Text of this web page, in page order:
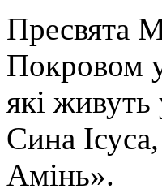
Пресвята
Покровом
які живуть
Сина
Амінь».